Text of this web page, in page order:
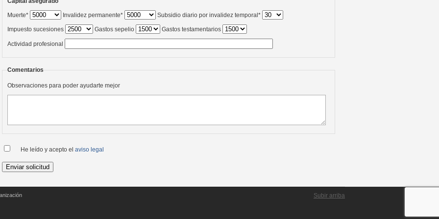
Muerte* Invalidez permanente* Subsidio diario por invalidez temporal*
Impuesto sucesiones Gastos sepelio Gastos testamentarios
Actividad profesional
Comentarios
Observaciones para poder ayudarte mejor
He leído y acepto el aviso legal
Subir arriba